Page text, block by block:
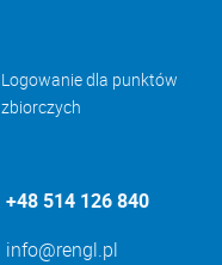
Logowanie dla punktów
zbiorczych
+48 514 126 840
info@rengl.pl